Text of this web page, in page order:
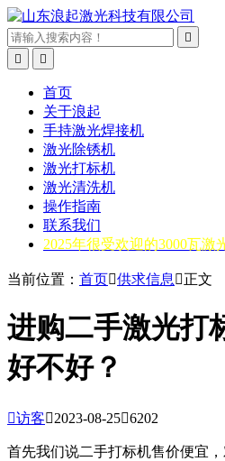



首页
关于浪起
手持激光焊接机
激光除锈机
激光打标机
激光清洗机
操作指南
联系我们
2025年很受欢迎的3000瓦激
当前位置： 首页供求信息 正文
进购二手激光打
好不好？
访客2023-08-256202
首先我们说二手打标机售价便宜